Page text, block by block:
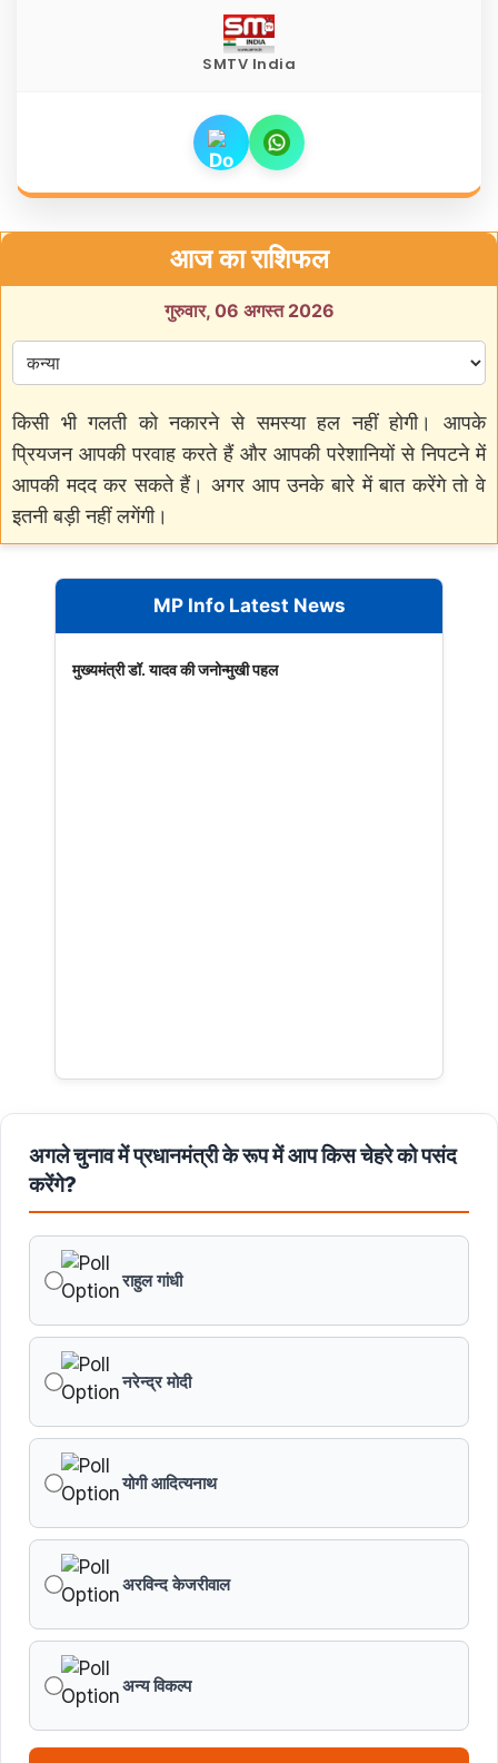
SMTV India
आज का राशिफल
गुरुवार, 06 अगस्त 2026
किसी भी गलती को नकारने से समस्या हल नहीं होगी। आपके
प्रियजन आपकी परवाह करते हैं और आपकी परेशानियों से निपटने में
आपकी मदद कर सकते हैं। अगर आप उनके बारे में बात करेंगे तो वे
इतनी बड़ी नहीं लगेंगी।
MP Info Latest News
मुख्यमंत्री डॉ. यादव की जनोन्मुखी पहल
अगले चुनाव में प्रधानमंत्री के रूप में आप किस चेहरे को पसंद
करेंगे?
राहुल गांधी
नरेन्द्र मोदी
योगी आदित्यनाथ
अरविन्द केजरीवाल
अन्य विकल्प